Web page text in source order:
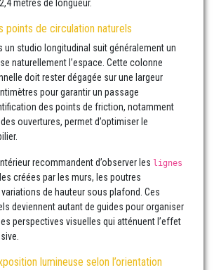
mètres de longueur.
points de circulation naturels
un studio longitudinal suit généralement un
naturellement l’espace. Cette colonne
doit rester dégagée sur une largeur
pour garantir un passage
des points de friction, notamment
ouvertures, permet d’optimiser le
recommandent d’observer les lignes
créées par les murs, les poutres
de hauteur sous plafond. Ces
deviennent autant de guides pour organiser
perspectives visuelles qui atténuent l’effet
lumineuse selon l’orientation